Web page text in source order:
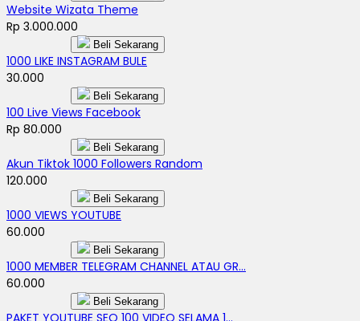
Website Wizata Theme
Rp 3.000.000
Beli Sekarang
1000 LIKE INSTAGRAM BULE
30.000
Beli Sekarang
100 Live Views Facebook
Rp 80.000
Beli Sekarang
Akun Tiktok 1000 Followers Random
120.000
Beli Sekarang
1000 VIEWS YOUTUBE
60.000
Beli Sekarang
1000 MEMBER TELEGRAM CHANNEL ATAU GR...
60.000
Beli Sekarang
PAKET YOUTUBE SEO 100 VIDEO SELAMA 1...